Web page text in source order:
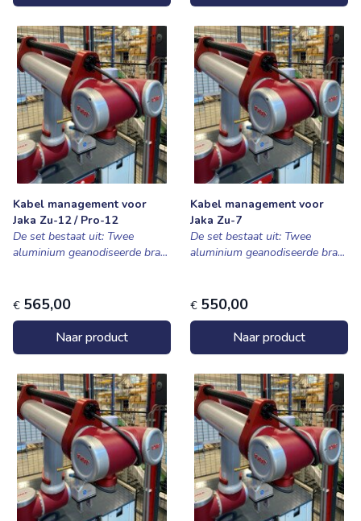
Kabel management voor
Jaka Zu-12 / Pro-12
De set bestaat uit: Twee
aluminium geanodiseerde bra...
€ 565,00
Naar product
Kabel management voor
Jaka Zu-7
De set bestaat uit: Twee
aluminium geanodiseerde bra...
€ 550,00
Naar product